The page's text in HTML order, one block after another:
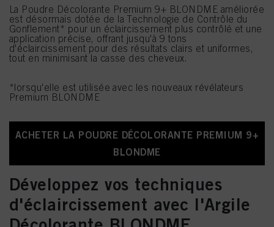
La Poudre Décolorante Premium 9+ BLONDME améliorée
est désormais dotée de la Technologie de Contrôle du
Gonflement* pour un éclaircissement plus contrôlé et une
application précise, offrant jusqu'à 9 tons
d'éclaircissement pour des résultats clairs et uniformes,
tout en minimisant la casse des cheveux.
*lorsqu'elle est utilisée avec les nouveaux révélateurs
Premium BLONDME
ACHETER LA POUDRE DÉCOLORANTE PREMIUM 9+
BLONDME
Développez vos techniques
d'éclaircissement avec l'Argile